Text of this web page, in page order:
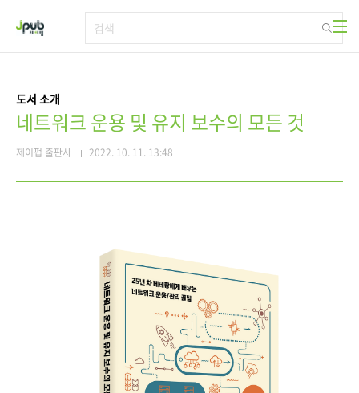
도서 소개
네트워크 운용 및 유지 보수의 모든 것
제이펍 출판사 2022. 10. 11. 13:48